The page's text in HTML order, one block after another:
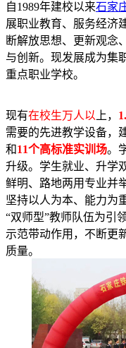
自1989年建校以来石家
展职业教育、服务经济
断解放思想、更新观念
与创新。现发展成为集
重点职业学校。
现有在校生万人以 上，
需要的先进教学设备，
和11个高标准实训场。
升级。学生就业、升学
鲜明、路地两用专业并
坚持以人为本、能力为
“双师型”教师队伍为引
示范带动作用，不断更
质量。